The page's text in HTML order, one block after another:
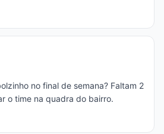
no final de semana? Faltam 2
o time na quadra do bairro.